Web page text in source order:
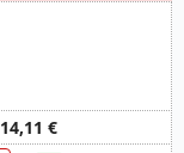
14,11 €